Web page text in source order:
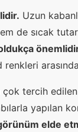
Uzun
de sıcak
tercih
yapılan
elde